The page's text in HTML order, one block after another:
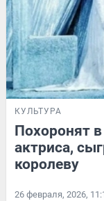
КУЛЬТУРА
Похоронят
актриса,
королеву
26 февраля, 2026,